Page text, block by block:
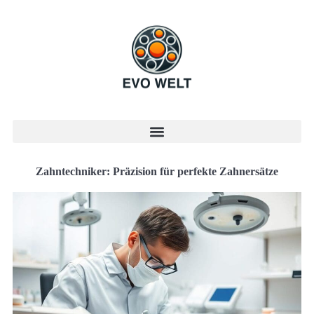
Zahntechniker: Präzision für perfekte Zahnersätze